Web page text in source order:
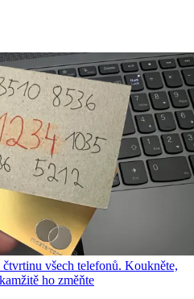
všech telefonů. Koukněte,
ho změňte